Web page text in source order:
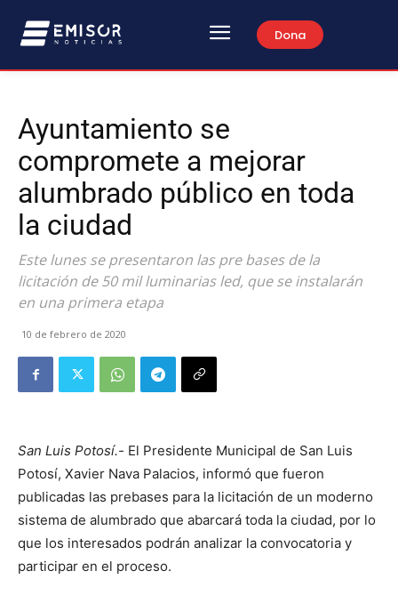
Dona
Ayuntamiento se
compromete a mejorar
alumbrado público en toda
la ciudad
Este lunes se presentaron las pre bases de la
licitación de 50 mil luminarias led, que se instalarán
en una primera etapa
10 de febrero de 2020
San Luis Potosí.- El Presidente Municipal de San Luis
Potosí, Xavier Nava Palacios, informó que fueron
publicadas las prebases para la licitación de un moderno
sistema de alumbrado que abarcará toda la ciudad, por lo
que los interesados podrán analizar la convocatoria y
participar en el proceso.